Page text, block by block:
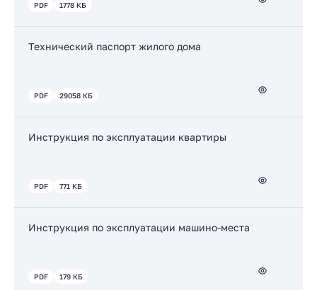
PDF 1778 КБ
Технический паспорт жилого дома
PDF 29058 КБ
Инструкция по эксплуатации квартиры
PDF 771 КБ
Инструкция по эксплуатации машино-места
PDF 179 КБ